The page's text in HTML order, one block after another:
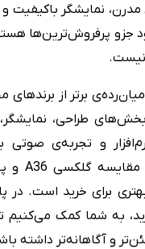
نمایشگر باکیفیت و
جزو پرفروش‌ترین‌ها
نیست.
برتر از
طراحی، نمایشگر،
و تجربه‌ی صوتی
برای خرید است. در
به شما کمک می‌کنیم تا
و آگاهانه‌تر داشته